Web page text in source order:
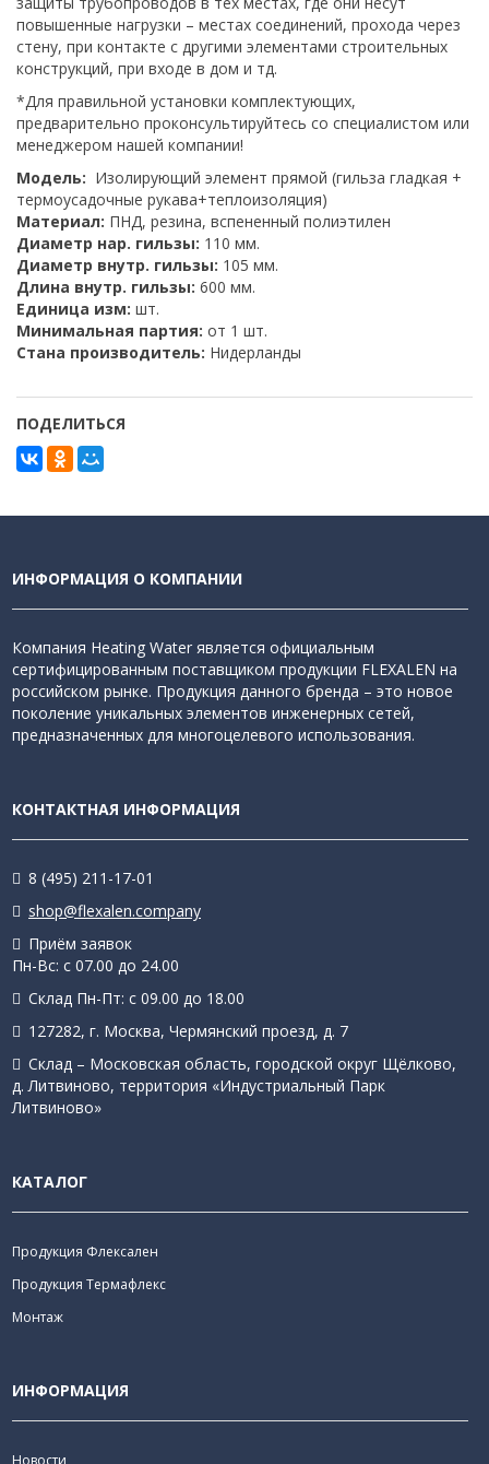
повышенные нагрузки – местах соединений, прохода через
стену, при контакте с другими элементами строительных
конструкций, при входе в дом и тд.
*Для правильной установки комплектующих,
предварительно проконсультируйтесь со специалистом или
менеджером нашей компании!
Модель: Изолирующий элемент прямой (гильза гладкая +
термоусадочные рукава+теплоизоляция)
Материал: ПНД, резина, вспененный полиэтилен
Диаметр нар. гильзы: 110 мм.
Диаметр внутр. гильзы: 105 мм.
Длина внутр. гильзы: 600 мм.
Единица изм: шт.
Минимальная партия: от 1 шт.
Стана производитель: Нидерланды
ПОДЕЛИТЬСЯ
ИНФОРМАЦИЯ О КОМПАНИИ
Компания Heating Water является официальным
сертифицированным поставщиком продукции FLEXALEN на
российском рынке. Продукция данного бренда – это новое
поколение уникальных элементов инженерных сетей,
предназначенных для многоцелевого использования.
КОНТАКТНАЯ ИНФОРМАЦИЯ
8 (495) 211-17-01
shop@flexalen.company
Приём заявок
Пн-Вс: с 07.00 до 24.00
Склад Пн-Пт: с 09.00 до 18.00
127282, г. Москва, Чермянский проезд, д. 7
Склад – Московская область, городской округ Щёлково,
д. Литвиново, территория «Индустриальный Парк
Литвиново»
КАТАЛОГ
Продукция Флексален
Продукция Термафлекс
Монтаж
ИНФОРМАЦИЯ
Новости